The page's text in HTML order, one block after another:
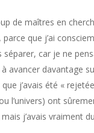
de maîtres en
que j’ai
car je ne
à avancer davantage
j’avais été «
l’univers) ont
j’avais vraiment